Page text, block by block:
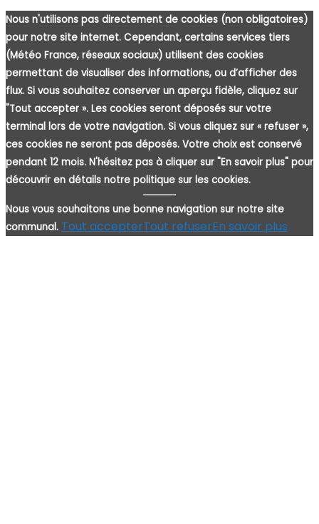
Nous n'utilisons pas directement de cookies (non obligatoires)
pour notre site internet. Cependant, certains services tiers
(Météo France, réseaux sociaux) utilisent des cookies
permettant de visualiser des informations, ou d’afficher des
flux. Si vous souhaitez conserver un aperçu fidèle, cliquez sur
"Tout accepter ». Les cookies seront déposés sur votre
terminal lors de votre navigation. Si vous cliquez sur « refuser »,
ces cookies ne seront pas déposés. Votre choix est conservé
pendant 12 mois. N'hésitez pas à cliquer sur "En savoir plus" pour
découvrir en détails notre politique sur les cookies.
Nous vous souhaitons une bonne navigation sur notre site
communal. Tout accepterTout refuserEn savoir plus